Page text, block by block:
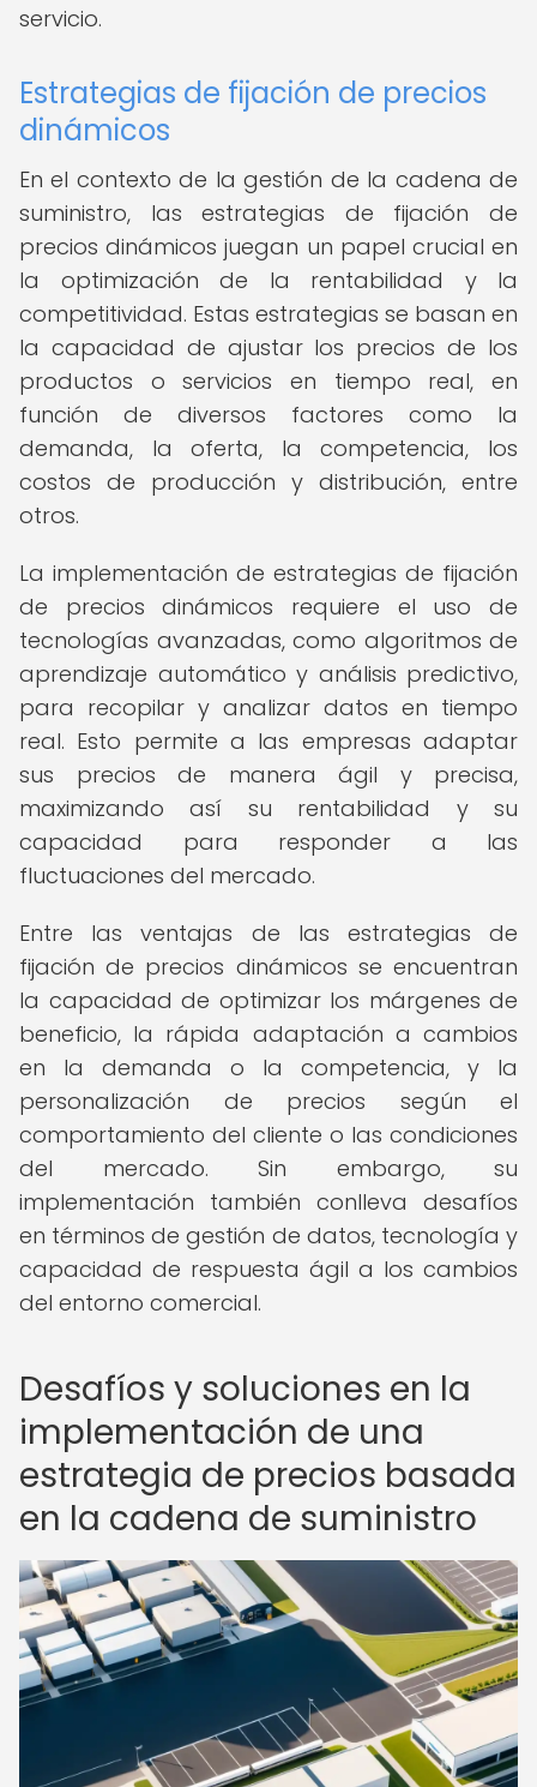
servicio.
Estrategias de fijación de precios
dinámicos
En el contexto de la gestión de la cadena de
suministro, las estrategias de fijación de
precios dinámicos juegan un papel crucial en
la optimización de la rentabilidad y la
competitividad. Estas estrategias se basan en
la capacidad de ajustar los precios de los
productos o servicios en tiempo real, en
función de diversos factores como la
demanda, la oferta, la competencia, los
costos de producción y distribución, entre
otros.
La implementación de estrategias de fijación
de precios dinámicos requiere el uso de
tecnologías avanzadas, como algoritmos de
aprendizaje automático y análisis predictivo,
para recopilar y analizar datos en tiempo
real. Esto permite a las empresas adaptar
sus precios de manera ágil y precisa,
maximizando así su rentabilidad y su
capacidad para responder a las
fluctuaciones del mercado.
Entre las ventajas de las estrategias de
fijación de precios dinámicos se encuentran
la capacidad de optimizar los márgenes de
beneficio, la rápida adaptación a cambios
en la demanda o la competencia, y la
personalización de precios según el
comportamiento del cliente o las condiciones
del mercado. Sin embargo, su
implementación también conlleva desafíos
en términos de gestión de datos, tecnología y
capacidad de respuesta ágil a los cambios
del entorno comercial.
Desafíos y soluciones en la
implementación de una
estrategia de precios basada
en la cadena de suministro